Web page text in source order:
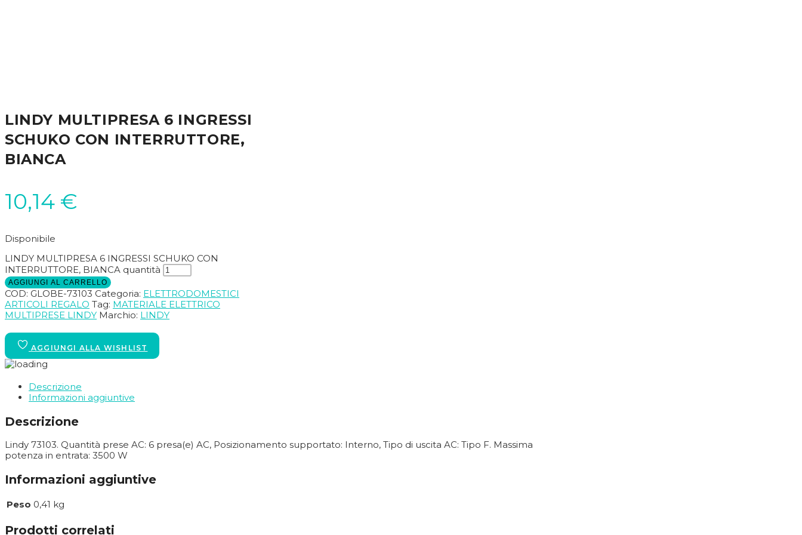
LINDY MULTIPRESA 6 INGRESSI
SCHUKO CON INTERRUTTORE,
BIANCA
10,14 €
Disponibile
LINDY MULTIPRESA 6 INGRESSI SCHUKO CON
INTERRUTTORE, BIANCA quantità
AGGIUNGI AL CARRELLO
COD: GLOBE-73103 Categoria: ELETTRODOMESTICI
ARTICOLI REGALO Tag: MATERIALE ELETTRICO
MULTIPRESE LINDY Marchio: LINDY
Descrizione
Informazioni aggiuntive
Descrizione
Lindy 73103. Quantità prese AC: 6 presa(e) AC, Posizionamento supportato: Interno, Tipo di uscita AC: Tipo F. Massima
potenza in entrata: 3500 W
Informazioni aggiuntive
Peso 0,41 kg
Prodotti correlati